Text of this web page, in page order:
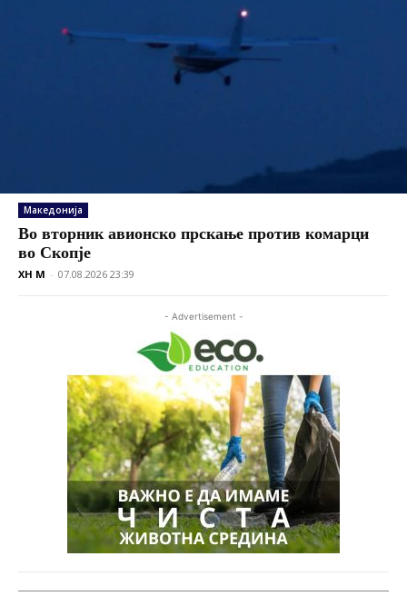
Македонија
Во вторник авионско прскање против комарци
во Скопје
XH M - 07.08.2026 23:39
- Advertisement -